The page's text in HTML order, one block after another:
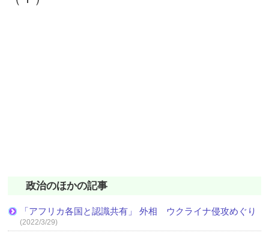
政治のほかの記事
「アフリカ各国と認識共有」 外相 ウクライナ侵攻めぐり
(2022/3/29)